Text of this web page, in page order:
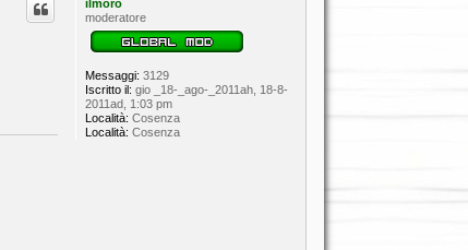
ilmoro
moderatore
Messaggi: 3129
Iscritto il: gio _18-_ago-_2011ah, 18-8-
2011ad, 1:03 pm
Località: Cosenza
Località: Cosenza